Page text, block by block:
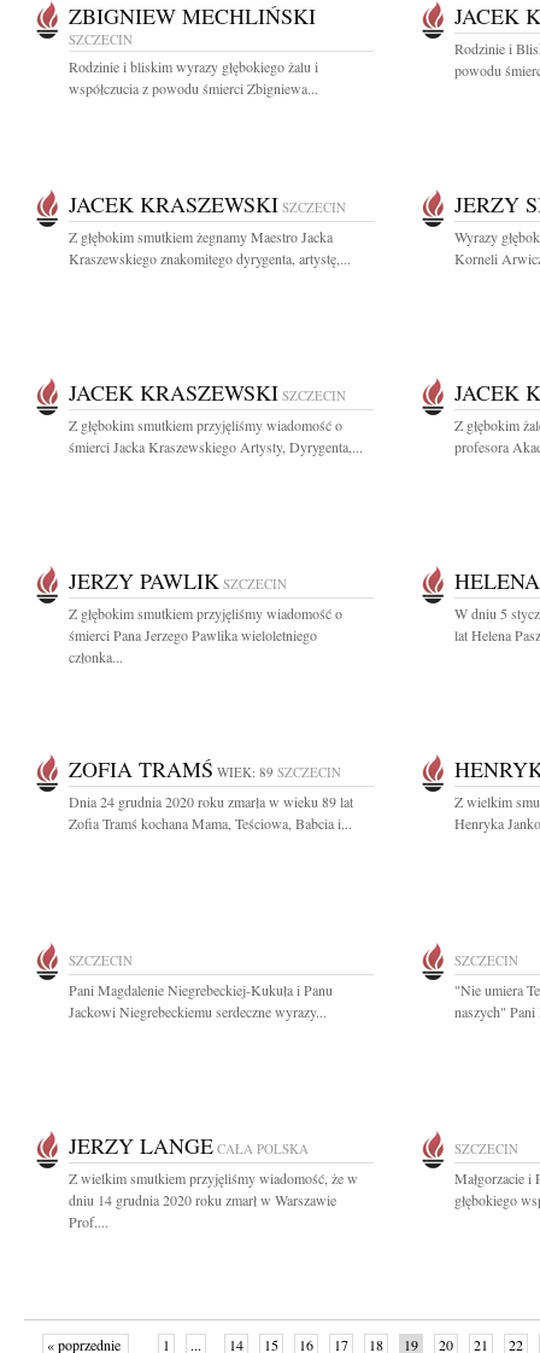
ZBIGNIEW MECHLIŃSKI
SZCZECIN
Rodzinie i bliskim wyrazy głębokiego żalu i
współczucia z powodu śmierci Zbigniewa...
JACEK
Rodzinie i
powodu
JACEK KRASZEWSKI SZCZECIN
Z głębokim smutkiem żegnamy Maestro Jacka
Kraszewskiego znakomitego dyrygenta, artystę,...
JERZY
Wyrazy
Korneli
JACEK KRASZEWSKI SZCZECIN
Z głębokim smutkiem przyjęliśmy wiadomość o
śmierci Jacka Kraszewskiego Artysty, Dyrygenta,...
JACEK
Z głębokim
profesora
JERZY PAWLIK SZCZECIN
Z głębokim smutkiem przyjęliśmy wiadomość o
śmierci Pana Jerzego Pawlika wieloletniego
członka...
W dniu 5
lat Helena
ZOFIA TRAMŚ WIEK: 89 SZCZECIN
Dnia 24 grudnia 2020 roku zmarła w wieku 89 lat
Zofia Tramś kochana Mama, Teściowa, Babcia i...
Z wielkim
Henryka
SZCZECIN
Pani Magdalenie Niegrebeckiej-Kukuła i Panu
Jackowi Niegrebeckiemu serdeczne wyrazy...
SZCZECIN
"Nie umiera
naszych"
JERZY LANGE CAŁA POLSKA
Z wielkim smutkiem przyjęliśmy wiadomość, że w
dniu 14 grudnia 2020 roku zmarł w Warszawie
Prof....
SZCZECIN
Małgorzacie
głębokiego
« poprzednie 1 ... 14 15 16 17 18 19 20 21 22